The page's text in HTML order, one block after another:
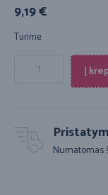
9,19€
Turime
Į
Numatomas